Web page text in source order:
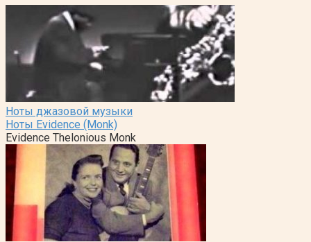
Ноты джазовой музыки
Ноты Evidence (Monk)
Evidence Thelonious Monk